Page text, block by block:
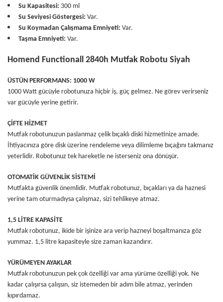
Su Kapasitesi: 300 ml
Su Seviyesi Göstergesi: Var.
Su Koymadan Çalışmama Emniyeti: Var.
Taşma Emniyeti: Var.
Homend Functionall 2840h Mutfak Robotu Siyah
ÜSTÜN PERFORMANS: 1000 W
1000 Watt gücüyle robotunuza hiçbir iş, güç gelmez. Ne görev verirseniz
var gücüyle yerine getirir.
ÇİFTE HİZMET
Mutfak robotunuzun paslanmaz çelik bıçaklı diski hizmetinize amade.
İhtiyacınıza göre disk üzerine rendeleme veya dilimleme bıçağını takmanız
yeterlidir. Robotunuz tek hareketle ne isterseniz ona dönüşür.
OTOMATİK GÜVENLİK SİSTEMİ
Mutfakta güvenlik önemlidir. Mutfak robotunuz, bıçakları ya da haznesi
yerine tam oturmadıysa çalışmaz, sizi tehlikeye atmaz.
1,5 LİTRE KAPASİTE
Mutfak robotunuz, ikide bir işinize ara verip hazneyi boşaltmanıza göz
yummaz. 1,5 litre kapasiteyle size zaman kazandırır.
YÜRÜMEYEN AYAKLAR
Mutfak robotunuzun pek çok özelliği var ama yürüme özelliği yok. Ne
kadar çalışırsa çalışsın, siz istemeden bir adım bile atmaz, yerinden
kıpırdamaz.